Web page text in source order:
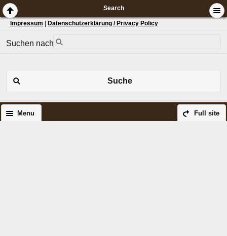
Search
Impressum Datenschutzerklärung / Privacy Policy
Suchen nach:
Suche
Full site
Menu